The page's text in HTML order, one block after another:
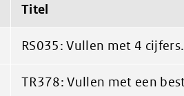
Titel
RS035: Vullen met 4 cijfers.
TR378: Vullen met een